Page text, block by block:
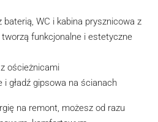
baterią, WC i kabina prysznicowa z
funkcjonalne i estetyczne
ościeżnicami
i gładź gipsowa na ścianach
na remont, możesz od razu